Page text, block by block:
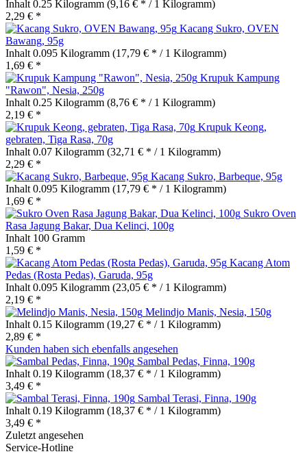
Inhalt 0.25 Kilogramm (9,16 € * / 1 Kilogramm)
2,29 € *
Kacang Sukro, OVEN
Bawang, 95g
Inhalt 0.095 Kilogramm (17,79 € * / 1 Kilogramm)
1,69 € *
Krupuk Kampung
"Rawon", Nesia, 250g
Inhalt 0.25 Kilogramm (8,76 € * / 1 Kilogramm)
2,19 € *
Krupuk Keong,
gebraten, Tiga Rasa, 70g
Inhalt 0.07 Kilogramm (32,71 € * / 1 Kilogramm)
2,29 € *
Kacang Sukro, Barbeque, 95g
Inhalt 0.095 Kilogramm (17,79 € * / 1 Kilogramm)
1,69 € *
Sukro Oven
Rasa Jagung Bakar, Dua Kelinci, 100g
Inhalt 100 Gramm
1,59 € *
Kacang Atom
Pedas (Rosta Pedas), Garuda, 95g
Inhalt 0.095 Kilogramm (23,05 € * / 1 Kilogramm)
2,19 € *
Melindjo Manis, Nesia, 150g
Inhalt 0.15 Kilogramm (19,27 € * / 1 Kilogramm)
2,89 € *
Kunden haben sich ebenfalls angesehen
Sambal Pedas, Finna, 190g
Inhalt 0.19 Kilogramm (18,37 € * / 1 Kilogramm)
3,49 € *
Sambal Terasi, Finna, 190g
Inhalt 0.19 Kilogramm (18,37 € * / 1 Kilogramm)
3,49 € *
Zuletzt angesehen
Service-Hotline